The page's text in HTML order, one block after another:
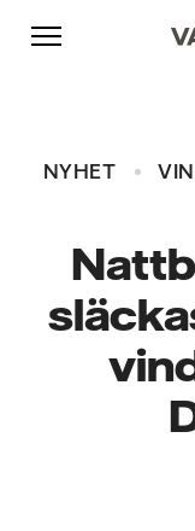
Skip to content
Gå till
Gå till sidfoten
NYHET
Gå till